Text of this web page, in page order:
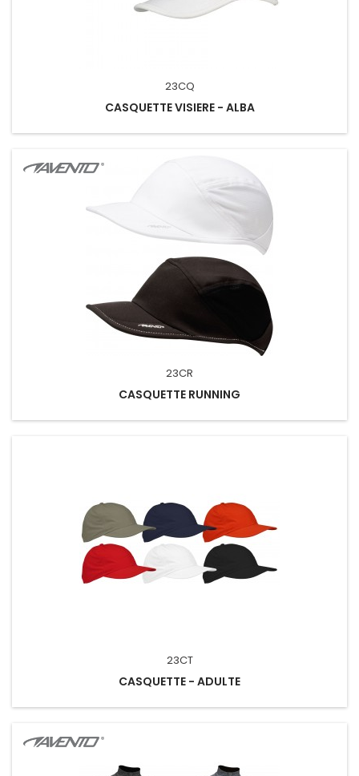
23CQ
CASQUETTE VISIERE - ALBA
23CR
CASQUETTE RUNNING
23CT
CASQUETTE - ADULTE